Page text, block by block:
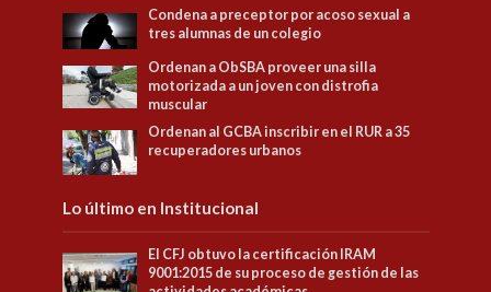
Condena a preceptor por acoso sexual a
tres alumnas de un colegio
Ordenan a ObSBA proveer una silla
motorizada a un joven con distrofia
muscular
Ordenan al GCBA inscribir en el RUR a 35
recuperadores urbanos
Lo último en Institucional
El CFJ obtuvo la certificación IRAM
9001:2015 de su proceso de gestión de las